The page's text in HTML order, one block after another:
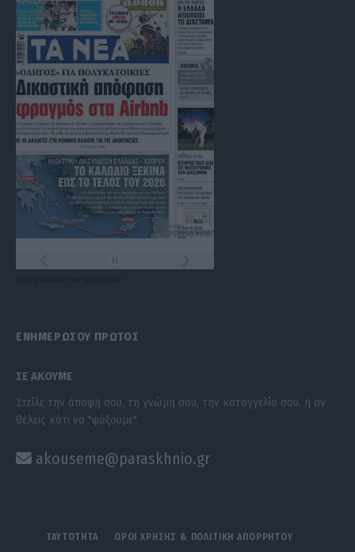
ΕΝΗΜΕΡΩΣΟΥ ΠΡΩΤΟΣ
ΣΕ ΑΚΟΥΜΕ
Στείλε την άποψή σου, τη γνώμη σου, την καταγγελία σου, ή αν
θέλεις κάτι να "ψάξουμε".
akouseme@paraskhnio.gr
ΤΑΥΤΟΤΗΤΑ ΟΡΟΙ ΧΡΗΣΗΣ & ΠΟΛΙΤΙΚΗ ΑΠΟΡΡΗΤΟΥ